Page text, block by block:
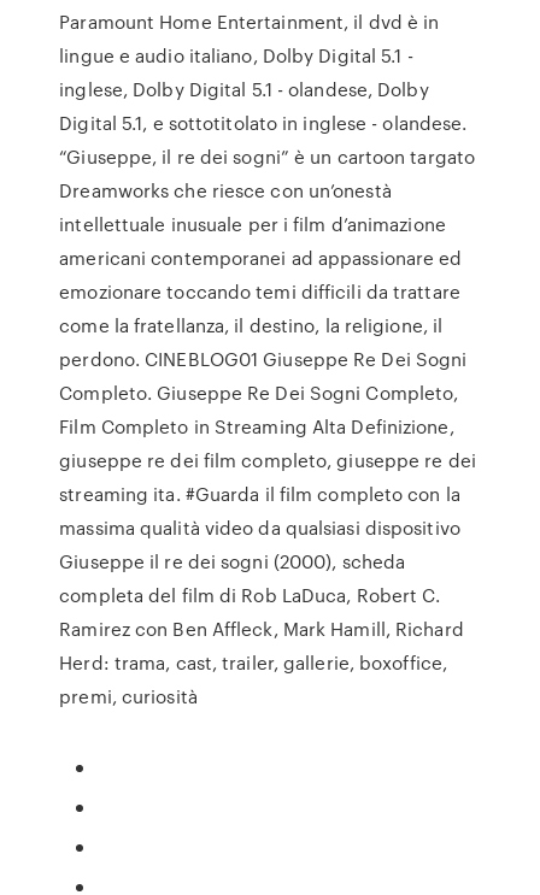
Paramount Home Entertainment, il dvd è in
lingue e audio italiano, Dolby Digital 5.1 -
inglese, Dolby Digital 5.1 - olandese, Dolby
Digital 5.1, e sottotitolato in inglese - olandese.
“Giuseppe, il re dei sogni” è un cartoon targato
Dreamworks che riesce con un’onestà
intellettuale inusuale per i film d’animazione
americani contemporanei ad appassionare ed
emozionare toccando temi difficili da trattare
come la fratellanza, il destino, la religione, il
perdono. CINEBLOG01 Giuseppe Re Dei Sogni
Completo. Giuseppe Re Dei Sogni Completo,
Film Completo in Streaming Alta Definizione,
giuseppe re dei film completo, giuseppe re dei
streaming ita. #Guarda il film completo con la
massima qualità video da qualsiasi dispositivo
Giuseppe il re dei sogni (2000), scheda
completa del film di Rob LaDuca, Robert C.
Ramirez con Ben Affleck, Mark Hamill, Richard
Herd: trama, cast, trailer, gallerie, boxoffice,
premi, curiosità